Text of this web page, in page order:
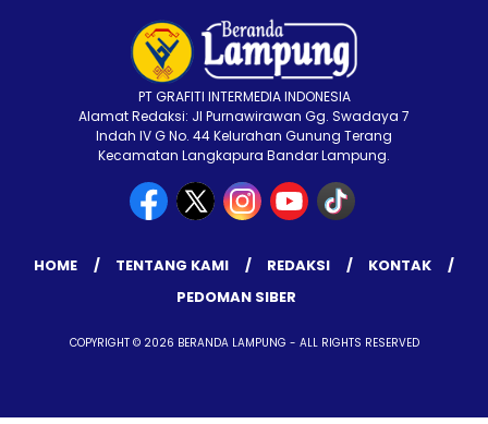
PT GRAFITI INTERMEDIA INDONESIA
Alamat Redaksi: Jl Purnawirawan Gg. Swadaya 7
Indah IV G No. 44 Kelurahan Gunung Terang
Kecamatan Langkapura Bandar Lampung.
HOME TENTANG KAMI REDAKSI
KONTAK
PEDOMAN SIBER
COPYRIGHT © 2026 BERANDA LAMPUNG - ALL RIGHTS RESERVED